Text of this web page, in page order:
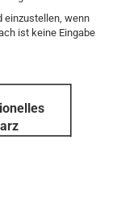
einzustellen, wenn
ist keine Eingabe